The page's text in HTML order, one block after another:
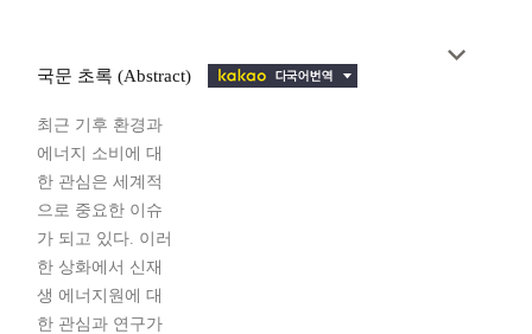
국문 초록 (Abstract)
최근 기후 환경과
에너지 소비에 대
한 관심은 세계적
으로 중요한 이슈
가 되고 있다. 이러
한 상화에서 신재
생 에너지원에 대
한 관심과 연구가